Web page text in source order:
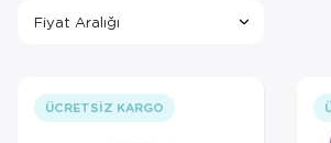
Fiyat Aralığı
ÜCRETSIZ KARGO